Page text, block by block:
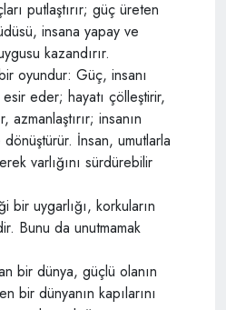
putlaştırır; güç üreten
insana yapay ve
kazandırır.
oyundur: Güç, insanı
eder; hayatı çölleştirir,
azmanlaştırır; insanın
İnsan, umutlarla
varlığını sürdürebilir
bir uygarlığı, korkuların
Bunu da unutmamak
bir dünya, güçlü olanın
bir dünyanın kapılarını